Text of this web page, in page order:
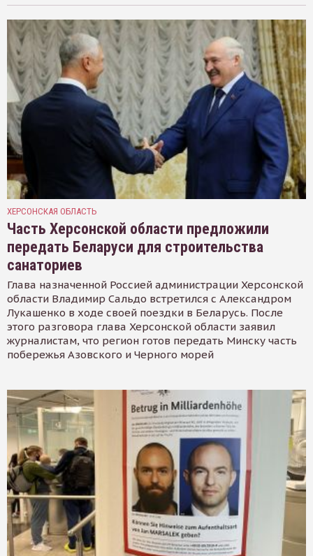
ХЕРСОНСКАЯ ОБЛАСТЬ
Часть Херсонской области предложили
передать Беларуси для строительства
санаториев
Глава назначенной Россией администрации Херсонской
области Владимир Сальдо встретился с Александром
Лукашенко в ходе своей поездки в Беларусь. После
этого разговора глава Херсонской области заявил
журналистам, что регион готов передать Минску часть
побережья Азовского и Черного морей